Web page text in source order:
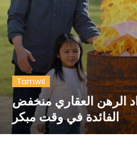
Tamwil
الرهن العقاري منخفض
الفائدة في وقت مبكر